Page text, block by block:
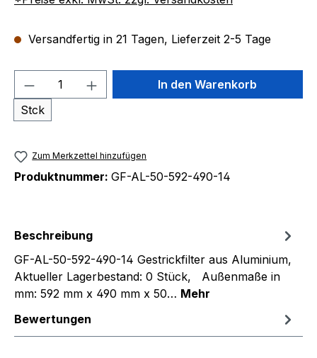
Versandfertig in 21 Tagen, Lieferzeit 2-5 Tage
Produkt Anzahl: Gib den
Stck
In den Warenkorb
Zum Merkzettel hinzufügen
Produktnummer: GF-AL-50-592-490-14
Beschreibung
GF-AL-50-592-490-14 Gestrickfilter aus Aluminium,
Aktueller Lagerbestand: 0 Stück, Außenmaße in
mm: 592 mm x 490 mm x 50… Mehr
Bewertungen